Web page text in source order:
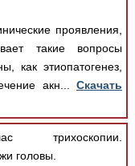
проявления,
такие вопросы
как этиопатогенез,
акн...Скачать
трихоскопии.
головы.